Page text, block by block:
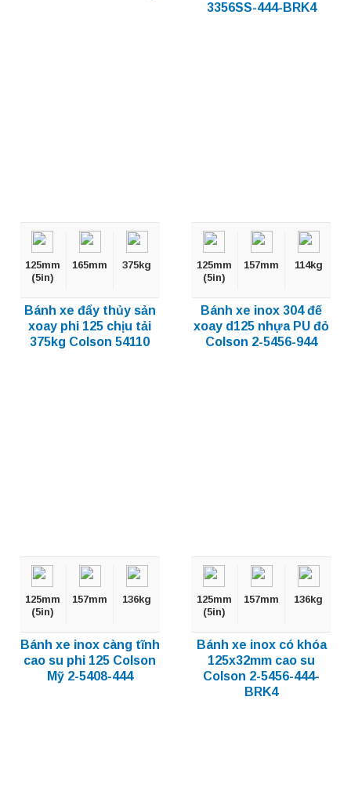
3356SS-444-BRK4
125mm
(5in)
165mm 375kg
Bánh xe đẩy thủy sản
xoay phi 125 chịu tải
375kg Colson 54110
125mm
(5in)
157mm 114kg
Bánh xe inox 304 đế
xoay d125 nhựa PU đỏ
Colson 2-5456-944
125mm
(5in)
157mm 136kg
Bánh xe inox càng tĩnh
cao su phi 125 Colson
Mỹ 2-5408-444
125mm
(5in)
157mm 136kg
Bánh xe inox có khóa
125x32mm cao su
Colson 2-5456-444-
BRK4